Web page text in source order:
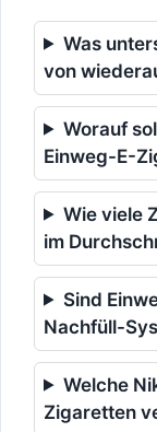
Was
von
Worauf
Einweg-E-
Wie viele
im
Sind
Nachfüll-
Welche
Zigaretten